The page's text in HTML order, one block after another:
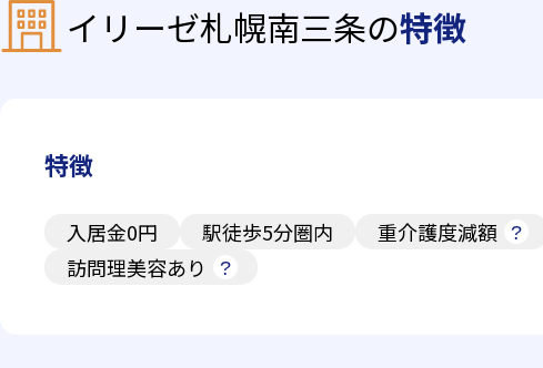
イリーゼ札幌南三条の特徴
特徴
入居金0円 駅徒歩5分圏内 重介護度減額
訪問理美容あり